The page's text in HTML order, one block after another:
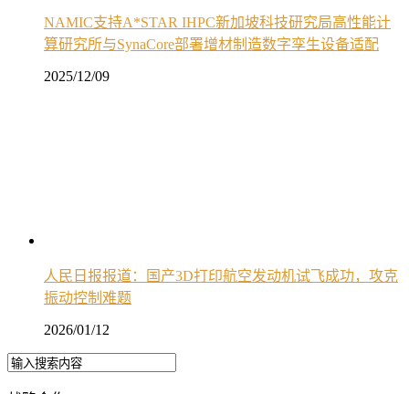
NAMIC支持A*STAR IHPC新加坡科技研究局高性能计
算研究所与SynaCore部署增材制造数字孪生设备适配
2025/12/09
人民日报报道：国产3D打印航空发动机试飞成功，攻克
振动控制难题
2026/01/12